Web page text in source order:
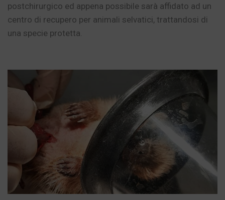
postchirurgico ed appena possibile sarà affidato ad un
centro di recupero per animali selvatici, trattandosi di
una specie protetta.